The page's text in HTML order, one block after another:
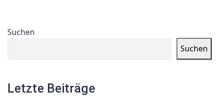
Suchen
Suchen
Letzte Beiträge